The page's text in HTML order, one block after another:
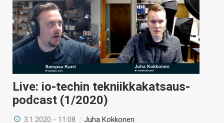
Live: io-techin tekniikkakatsaus-
podcast (1/2020)
3.1.2020 - 11:08 /Juha Kokkonen